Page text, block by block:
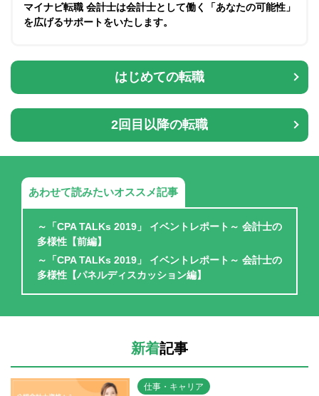
マイナビ転職 会計士は会計士として働く「あなたの可能性」
を広げるサポートをいたします。
はじめての転職
2回目以降の転職
あわせて読みたいオススメ記事
～「CPA TALKs 2019」 イベントレポート～ 会計士の
多様性【前編】
～「CPA TALKs 2019」 イベントレポート～ 会計士の
多様性【パネルディスカッション編】
新着記事
仕事・キャリア